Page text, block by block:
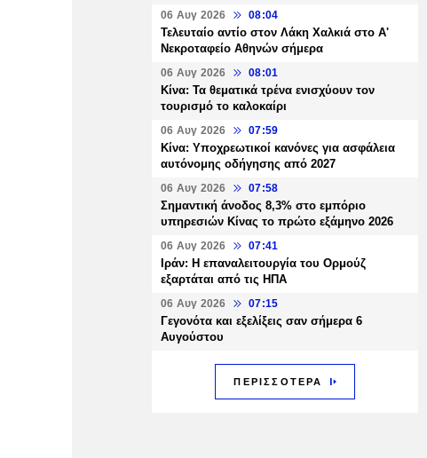
06 Αυγ 2026 08:04
Τελευταίο αντίο στον Λάκη Χαλκιά στο Α'
Νεκροταφείο Αθηνών σήμερα
06 Αυγ 2026 08:01
Κίνα: Τα θεματικά τρένα ενισχύουν τον
τουρισμό το καλοκαίρι
06 Αυγ 2026 07:59
Κίνα: Υποχρεωτικοί κανόνες για ασφάλεια
αυτόνομης οδήγησης από 2027
06 Αυγ 2026 07:58
Σημαντική άνοδος 8,3% στο εμπόριο
υπηρεσιών Κίνας το πρώτο εξάμηνο 2026
06 Αυγ 2026 07:41
Ιράν: Η επαναλειτουργία του Ορμούζ
εξαρτάται από τις ΗΠΑ
06 Αυγ 2026 07:15
Γεγονότα και εξελίξεις σαν σήμερα 6
Αυγούστου
ΠΕΡΙΣΣΟΤΕΡΑ